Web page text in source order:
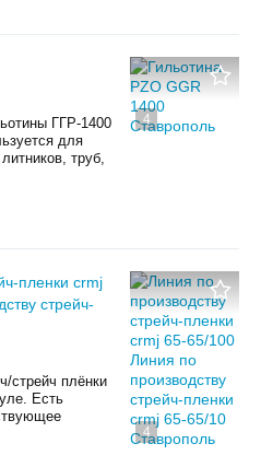
4
ГГР-1400
для
труб,
4
пленки crmj
стрейч-
стрейч плёнки
Есть